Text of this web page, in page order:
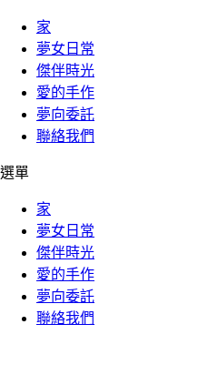
家
夢女日常
傑伴時光
愛的手作
夢向委託
聯絡我們
選單
家
夢女日常
傑伴時光
愛的手作
夢向委託
聯絡我們